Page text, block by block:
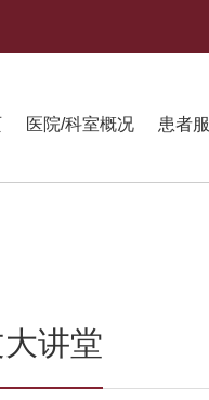
医院/科室概况 患者
讲堂